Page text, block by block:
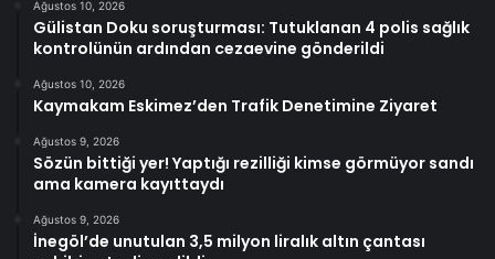
Ağustos 10, 2026
Gülistan Doku soruşturması: Tutuklanan 4 polis sağlık
kontrolünün ardından cezaevine gönderildi
Ağustos 10, 2026
Kaymakam Eskimez’den Trafik Denetimine Ziyaret
Ağustos 9, 2026
Sözün bittiği yer! Yaptığı rezilliği kimse görmüyor sandı
ama kamera kayıttaydı
Ağustos 9, 2026
İnegöl’de unutulan 3,5 milyon liralık altın çantası